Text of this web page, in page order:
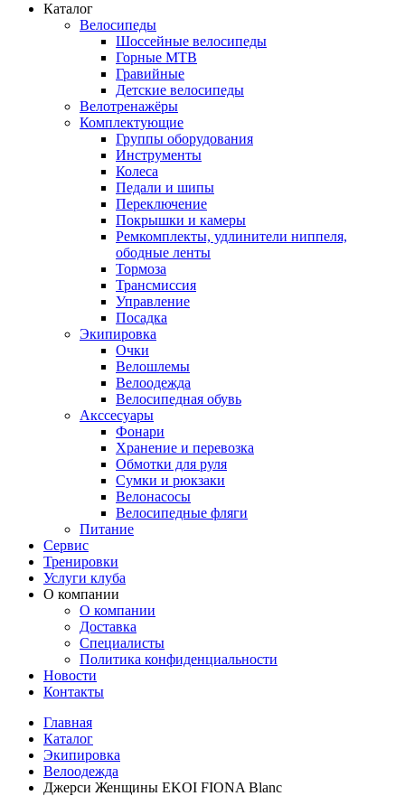
Каталог
Велосипеды
Шоссейные велосипеды
Горные МTB
Гравийные
Детские велосипеды
Велотренажёры
Комплектующие
Группы оборудования
Инструменты
Колеса
Педали и шипы
Переключение
Покрышки и камеры
Ремкомплекты, удлинители ниппеля,
ободные ленты
Тормоза
Трансмиссия
Управление
Посадка
Экипировка
Очки
Велошлемы
Велоодежда
Велосипедная обувь
Акссесуары
Фонари
Хранение и перевозка
Обмотки для руля
Сумки и рюкзаки
Велонасосы
Велосипедные фляги
Питание
Сервис
Тренировки
Услуги клуба
О компании
О компании
Доставка
Специалисты
Политика конфиденциальности
Новости
Контакты
Главная
Каталог
Экипировка
Велоодежда
Джерси Женщины EKOI FIONA Blanc